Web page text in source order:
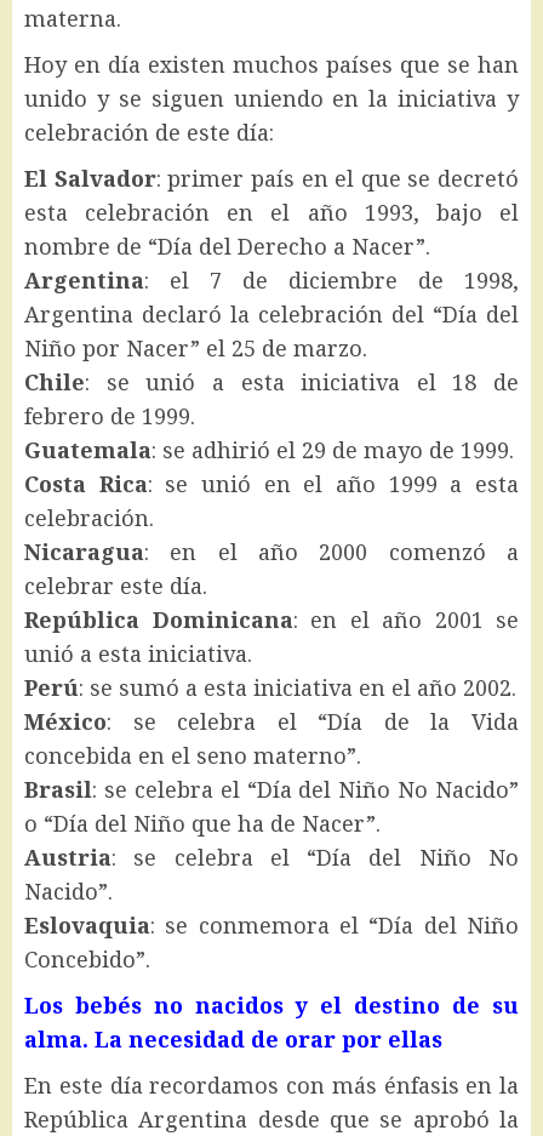
materna.
Hoy en día existen muchos países que se han
unido y se siguen uniendo en la iniciativa y
celebración de este día:
El Salvador: primer país en el que se decretó
esta celebración en el año 1993, bajo el
nombre de “Día del Derecho a Nacer”.
Argentina: el 7 de diciembre de 1998,
Argentina declaró la celebración del “Día del
Niño por Nacer” el 25 de marzo.
Chile: se unió a esta iniciativa el 18 de
febrero de 1999.
Guatemala: se adhirió el 29 de mayo de 1999.
Costa Rica: se unió en el año 1999 a esta
celebración.
Nicaragua: en el año 2000 comenzó a
celebrar este día.
República Dominicana: en el año 2001 se
unió a esta iniciativa.
Perú: se sumó a esta iniciativa en el año 2002.
México: se celebra el “Día de la Vida
concebida en el seno materno”.
Brasil: se celebra el “Día del Niño No Nacido”
o “Día del Niño que ha de Nacer”.
Austria: se celebra el “Día del Niño No
Nacido”.
Eslovaquia: se conmemora el “Día del Niño
Concebido”.
Los bebés no nacidos y el destino de su
alma. La necesidad de orar por ellas
En este día recordamos con más énfasis en la
República Argentina desde que se aprobó la